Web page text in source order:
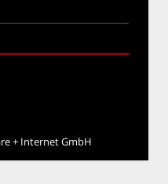
+ Internet GmbH